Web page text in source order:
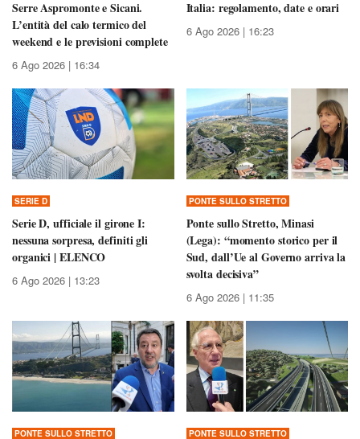
Serre Aspromonte e Sicani.
L’entità del calo termico del
weekend e le previsioni complete
6 Ago 2026 | 16:34
Italia: regolamento, date e orari
6 Ago 2026 | 16:23
SERIE D
Serie D, ufficiale il girone I:
nessuna sorpresa, definiti gli
organici | ELENCO
6 Ago 2026 | 13:23
PONTE SULLO STRETTO
Ponte sullo Stretto, Minasi
(Lega): “momento storico per il
Sud, dall’Ue al Governo arriva la
svolta decisiva”
6 Ago 2026 | 11:35
PONTE SULLO STRETTO PONTE SULLO STRETTO